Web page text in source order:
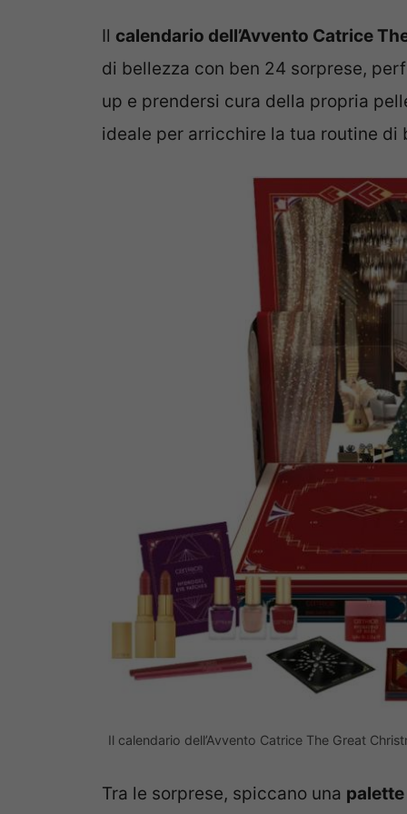
Il calendario dell’Avvento Catrice
di bellezza con ben 24 sorprese,
up e prendersi cura della propria
ideale per arricchire la tua routine
Il calendario dell’Avvento Catrice The Great
Tra le sorprese, spiccano una